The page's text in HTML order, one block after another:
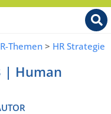
Themen > HR Strategie
| Human